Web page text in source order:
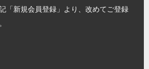
「新規会員登録」より、改めてご登録